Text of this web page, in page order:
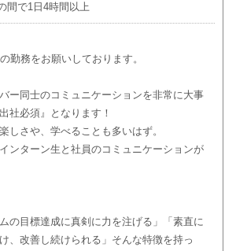
間で1日4時間以上
勤務をお願いしております。
ー同士のコミュニケーションを非常に大事
社必須』となります！
しさや、学べることも多いはず。
ンターン生と社員のコミュニケーションが
の目標達成に真剣に力を注げる」「素直に
、改善し続けられる」そんな特徴を持っ